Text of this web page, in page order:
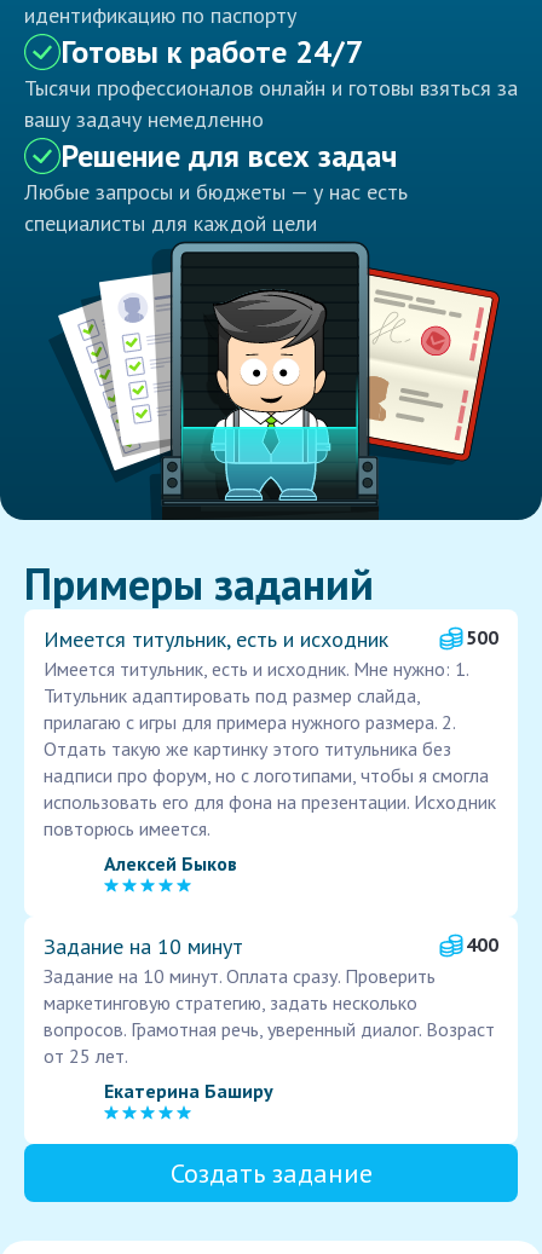
идентификацию по паспорту
Готовы к работе 24/7
Тысячи профессионалов онлайн и готовы взяться за
вашу задачу немедленно
Решение для всех задач
Любые запросы и бюджеты — у нас есть
специалисты для каждой цели
Примеры заданий
Имеется титульник, есть и исходник
500
Имеется титульник, есть и исходник. Мне нужно: 1.
Титульник адаптировать под размер слайда,
прилагаю с игры для примера нужного размера. 2.
Отдать такую же картинку этого титульника без
надписи про форум, но с логотипами, чтобы я смогла
использовать его для фона на презентации. Исходник
повторюсь имеется.
Алексей Быков
Задание на 10 минут
400
Задание на 10 минут. Оплата сразу. Проверить
маркетинговую стратегию, задать несколько
вопросов. Грамотная речь, уверенный диалог. Возраст
от 25 лет.
Екатерина Баширу
Создать задание